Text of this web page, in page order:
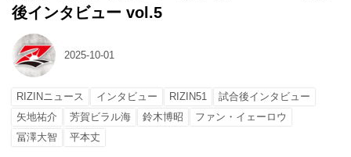
後インタビュー vol.5
2025-10-01
RIZINニュース インタビュー RIZIN51
試合後インタビュー
矢地祐介
芳賀ビラル海 鈴木博昭
ファン・イェーロウ
冨澤大智
平本丈